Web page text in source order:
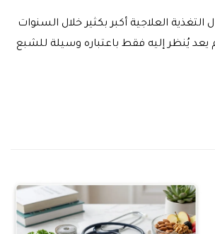
التغذية العلاجية أكبر بكثير خلال السنوات
لم يعد يُنظر إليه فقط باعتباره وسيلة للشبع